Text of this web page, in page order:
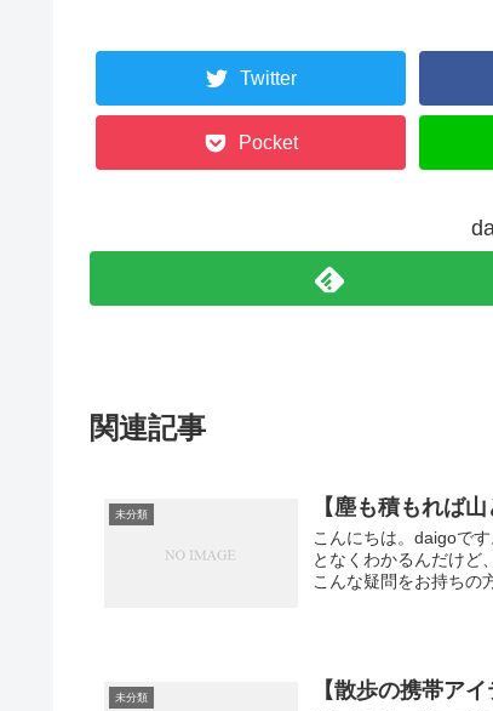
Twitter
Pocket
関連記事
未分類 【塵も積もれば
こんにちは。daigoで
となくわかるんだけど
こんな疑問をお持ちの
未分類 【散歩の携帯ア